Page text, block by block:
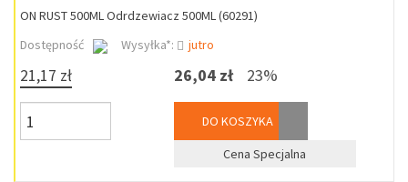
ON RUST 500ML Odrdzewiacz 500ML (60291)
Dostępność
Wysyłka*: jutro
21,17 zł 26,04 zł 23%
DO KOSZYKA
Cena Specjalna